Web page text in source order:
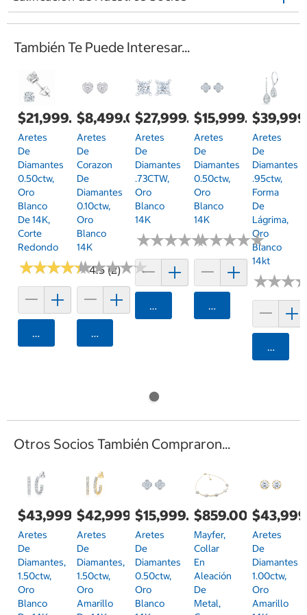
También Te Puede Interesar...
$21,999.00
Aretes
De
Diamantes
0.50ctw,
Oro
Blanco
De 14K,
Corte
Redondo
★★★★★
★★★★★4.5 (2)
Agregar
$8,499.00
Aretes
De
Corazon
De
Diamantes
0.10ctw,
Oro
Blanco
14K
★★★★★
★★★★★
Agregar
$27,999.00
Aretes
De
Diamantes
.73CTW,
Oro
Blanco
14K
★★★★★
★★★★★
Agregar
$15,999.00
Aretes
De
Diamantes
0.50ctw,
Oro
Blanco
14K
★★★★★
★★★★★
Agregar
Aretes
De
Diamantes
.95ctw,
Forma
De
Lágrima,
Oro
Blanco
14kt
★★★
★★★
Otros Socios También Compraron...
$43,999.00
Aretes
De
Diamantes,
1.50ctw,
Oro
Blanco
$42,999.00
Aretes
De
Diamantes,
1.50ctw,
Oro
Amarillo
$15,999.00
Aretes
De
Diamantes
0.50ctw,
Oro
Blanco
$859.00
Mayfer,
Collar
En
Aleación
De
Metal,
Aretes
De
Diamantes
1.00ctw,
Oro
Amarillo